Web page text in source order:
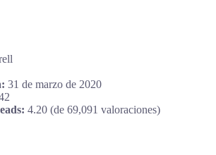
31 de marzo de 2020
4.20 (de 69,091 valoraciones)